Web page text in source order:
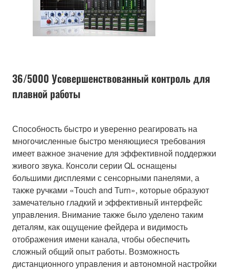
36/5000 Усовершенствованный контроль для
плавной работы
Способность быстро и уверенно реагировать на
многочисленные быстро меняющиеся требования
имеет важное значение для эффективной поддержки
живого звука. Консоли серии QL оснащены
большими дисплеями с сенсорными панелями, а
также ручками «Touch and Turn», которые образуют
замечательно гладкий и эффективный интерфейс
управления. Внимание также было уделено таким
деталям, как ощущение фейдера и видимость
отображения имени канала, чтобы обеспечить
сложный общий опыт работы. Возможность
дистанционного управления и автономной настройки